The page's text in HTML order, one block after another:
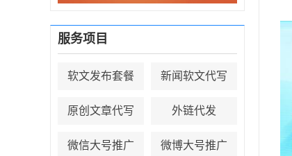
服务项目
软文发布套餐 新闻软文代写
原创文章代写 外链代发
微信大号推广 微博大号推广